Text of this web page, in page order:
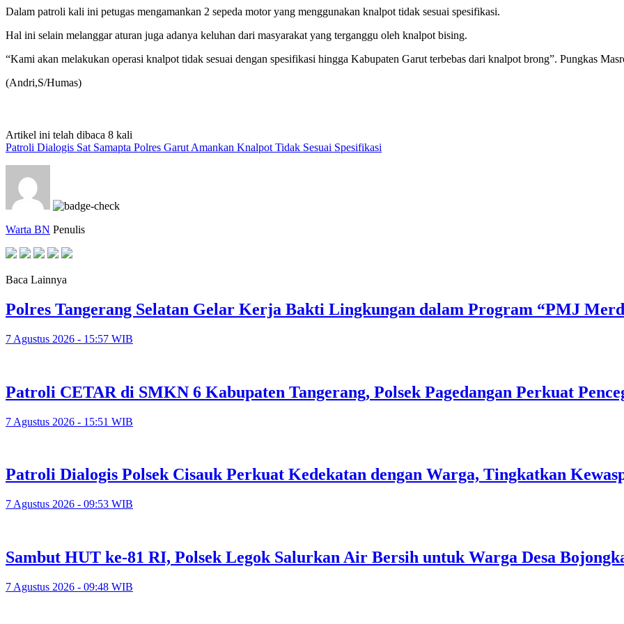
Dalam patroli kali ini petugas mengamankan 2 sepeda motor yang menggunakan knalpot tidak sesuai spesifikasi.
Hal ini selain melanggar aturan juga adanya keluhan dari masyarakat yang terganggu oleh knalpot bising.
“Kami akan melakukan operasi knalpot tidak sesuai dengan spesifikasi hingga Kabupaten Garut terbebas dari knalpot brong”. Pungkas
(Andri,S/Humas)
Artikel ini telah dibaca 8 kali
Patroli Dialogis Sat Samapta Polres Garut Amankan Knalpot Tidak Sesuai Spesifikasi
Warta BN Penulis
Baca Lainnya
Polres Tangerang Selatan Gelar Kerja Bakti Lingkungan dalam Program “PMJ
7 Agustus 2026 - 15:57 WIB
Patroli CETAR di SMKN 6 Kabupaten Tangerang, Polsek Pagedangan Perkuat
7 Agustus 2026 - 15:51 WIB
Patroli Dialogis Polsek Cisauk Perkuat Kedekatan dengan Warga, Tingkatkan
7 Agustus 2026 - 09:53 WIB
Sambut HUT ke-81 RI, Polsek Legok Salurkan Air Bersih untuk Warga Desa
7 Agustus 2026 - 09:48 WIB